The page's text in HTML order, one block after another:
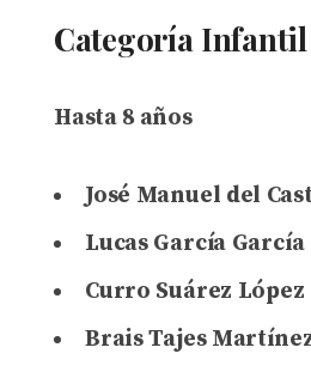
Categoría Infantil
Hasta 8 años
José Manuel del
Lucas García García
Curro Suárez López
Brais Tajes